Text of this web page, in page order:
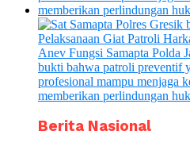
Berita Nasional